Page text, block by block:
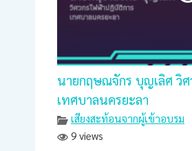
นายกฤษณจักร บุญเลิศ วิ
เทศบาลนครยะลา
เสียงสะท้อนจากผู้เข้าอบรม
9 views